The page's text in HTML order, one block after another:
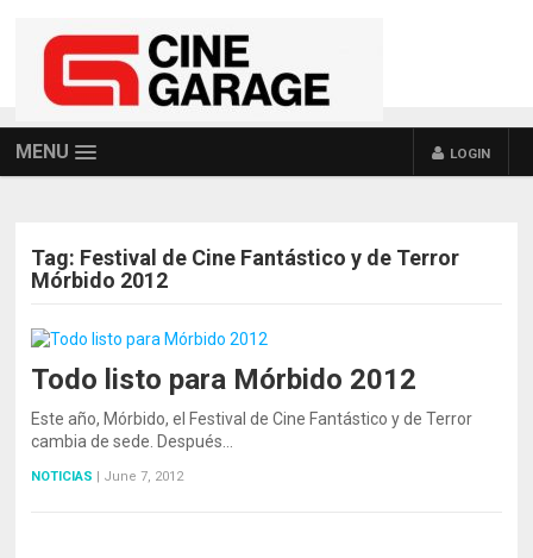
MENU LOGIN
Tag: Festival de Cine Fantástico y de Terror
Mórbido 2012
Todo listo para Mórbido 2012
Este año, Mórbido, el Festival de Cine Fantástico y de Terror
cambia de sede. Después…
NOTICIAS | June 7, 2012